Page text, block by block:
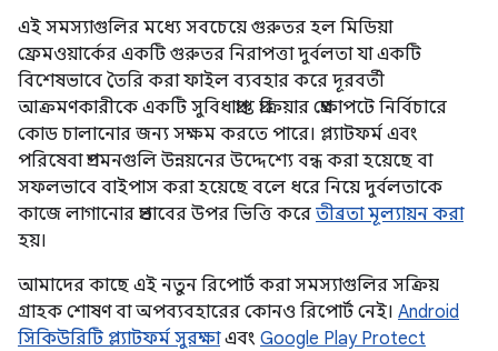
এই সমস্যাগুলির মধ্যে সবচেয়ে গুরুতর হল মিডিয়া
ফ্রেমওয়ার্কের একটি গুরুতর নিরাপত্তা দুর্বলতা যা একটি
বিশেষভাবে তৈরি করা ফাইল ব্যবহার করে দূরবর্তী
আক্রমণকারীকে একটি সুবিধাপ্রাপ্ত প্রক্রিয়ার প্রেক্ষাপটে নির্বিচারে
কোড চালানোর জন্য সক্ষম করতে পারে। প্ল্যাটফর্ম এবং
পরিষেবা প্রশমনগুলি উন্নয়নের উদ্দেশ্যে বন্ধ করা হয়েছে বা
সফলভাবে বাইপাস করা হয়েছে বলে ধরে নিয়ে দুর্বলতাকে
কাজে লাগানোর প্রভাবের উপর ভিত্তি করে তীব্রতা মূল্যায়ন করা
হয়।
আমাদের কাছে এই নতুন রিপোর্ট করা সমস্যাগুলির সক্রিয়
গ্রাহক শোষণ বা অপব্যবহারের কোনও রিপোর্ট নেই। Android
সিকিউরিটি প্ল্যাটফর্ম সুরক্ষাএবং Google Play Protect